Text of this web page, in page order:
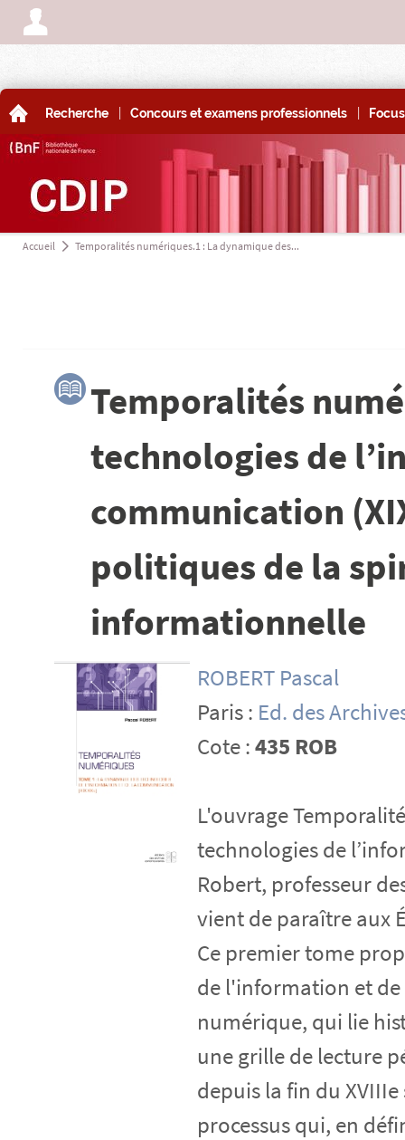
A
A Recherche | Concours et examens professionnels | Focus
Accueil a Temporalités numériques.1 : La dynamique des...
3Temporalités
technologies de
communication
politiques de la
informationnelle
ROBERT Pascal
Paris : Ed. des
Cote :435 ROB
L'ouvrage
technologies de
Robert, professeur
vient de paraître aux
Ce premier tome
de l'information et
numérique, qui lie
une grille de lecture
depuis la fin du
processus qui, en